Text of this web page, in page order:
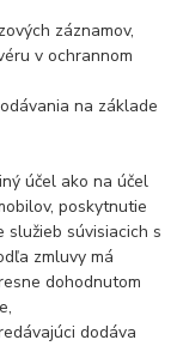
záznamov,
v ochrannom
na základe
účel ako na účel
poskytnutie
súvisiacich s
zmluvy má
dohodnutom
dodáva